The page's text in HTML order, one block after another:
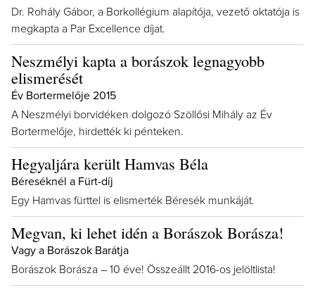
Dr. Rohály Gábor, a Borkollégium alapítója, vezető oktatója is
megkapta a Par Excellence díjat.
Neszmélyi kapta a borászok legnagyobb
elismerését
Év Bortermelője 2015
A Neszmélyi borvidéken dolgozó Szöllősi Mihály az Év
Bortermelője, hirdették ki pénteken.
Hegyaljára került Hamvas Béla
Béreséknél a Fürt-díj
Egy Hamvas fürttel is elismerték Béresék munkáját.
Megvan, ki lehet idén a Borászok Borásza!
Vagy a Borászok Barátja
Borászok Borásza – 10 éve! Összeállt 2016-os jelöltlista!